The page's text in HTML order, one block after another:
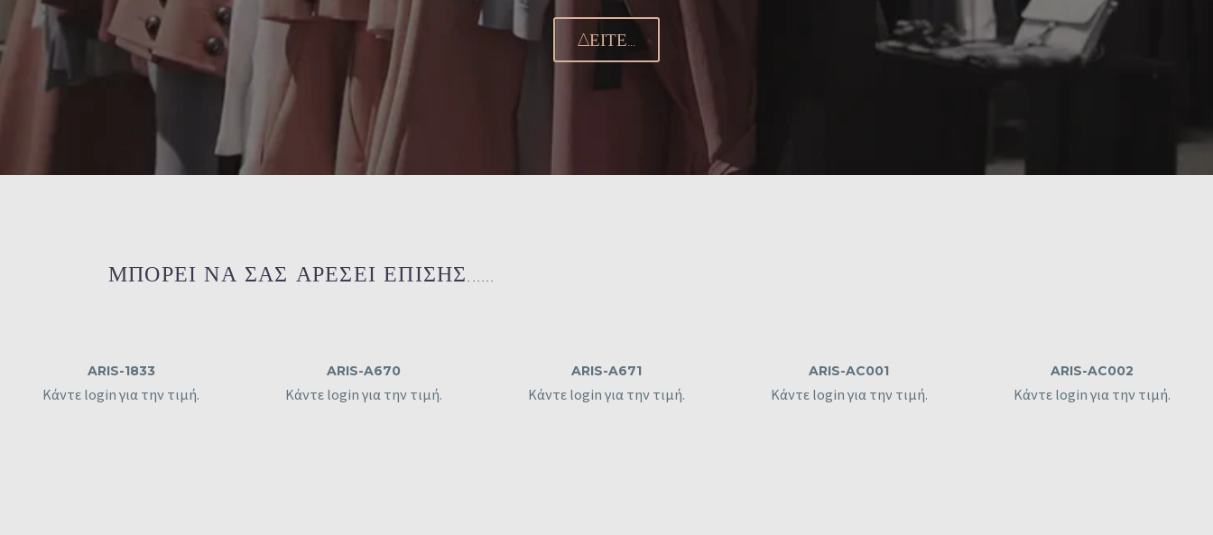
ΔΕΊΤΕ...
ΜΠΟΡΕΙ ΝΑ ΣΑΣ ΑΡΕΣΕΙ ΕΠΙΣΗΣ......
ARIS-1833
Κάντε login για την τιμή.
ARIS-A670
Κάντε login για την τιμή.
ARIS-A671
Κάντε login για την τιμή.
ARIS-AC001
Κάντε login για την τιμή.
ARIS-AC002
Κάντε login για την τιμή.